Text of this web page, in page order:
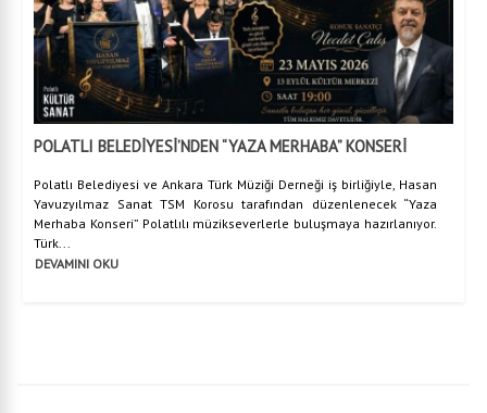
POLATLI BELEDİYESİ’NDEN “YAZA MERHABA” KONSERİ
Polatlı Belediyesi ve Ankara Türk Müziği Derneği iş birliğiyle, Hasan
Yavuzyılmaz Sanat TSM Korosu tarafından düzenlenecek “Yaza
Merhaba Konseri” Polatlılı müzikseverlerle buluşmaya hazırlanıyor.
Türk...
DEVAMINI OKU